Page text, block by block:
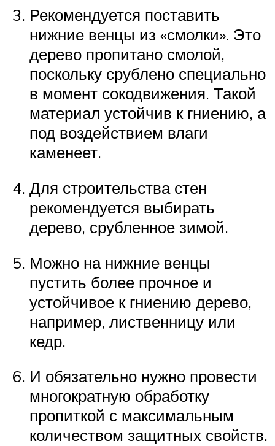
Рекомендуется поставить
нижние венцы из «смолки». Это
дерево пропитано смолой,
поскольку срублено специально
в момент сокодвижения. Такой
материал устойчив к гниению, а
под воздействием влаги
каменеет.
Для строительства стен
рекомендуется выбирать
дерево, срубленное зимой.
Можно на нижние венцы
пустить более прочное и
устойчивое к гниению дерево,
например, лиственницу или
кедр.
И обязательно нужно провести
многократную обработку
пропиткой с максимальным
количеством защитных свойств.